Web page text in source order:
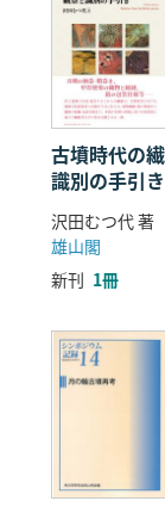
古墳時代の
識別の手引き
沢田むつ代 著
雄山閣
新刊 1冊